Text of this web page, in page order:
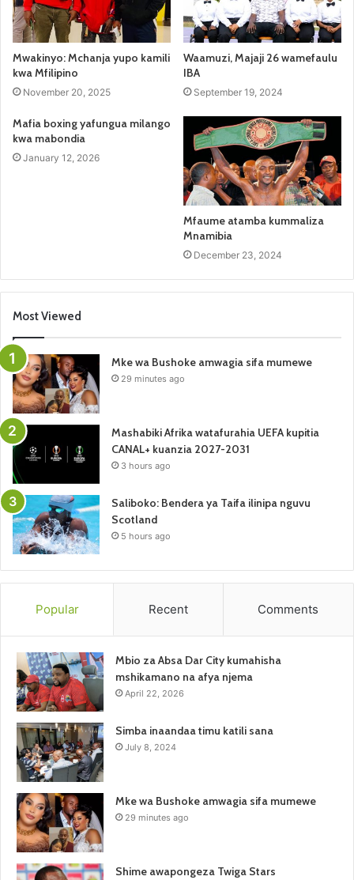
Mwakinyo: Mchanja yupo kamili
kwa Mfilipino
November 20, 2025
Waamuzi, Majaji 26 wamefaulu
IBA
September 19, 2024
Mafia boxing yafungua milango
kwa mabondia
January 12, 2026
Mfaume atamba kummaliza
Mnamibia
December 23, 2024
Most Viewed
Mke wa Bushoke amwagia sifa mumewe
29 minutes ago
Mashabiki Afrika watafurahia UEFA kupitia
CANAL+ kuanzia 2027-2031
3 hours ago
Saliboko: Bendera ya Taifa ilinipa nguvu
Scotland
5 hours ago
Popular Recent Comments
Mbio za Absa Dar City kumahisha
mshikamano na afya njema
April 22, 2026
Simba inaandaa timu katili sana
July 8, 2024
Mke wa Bushoke amwagia sifa mumewe
29 minutes ago
Shime awapongeza Twiga Stars